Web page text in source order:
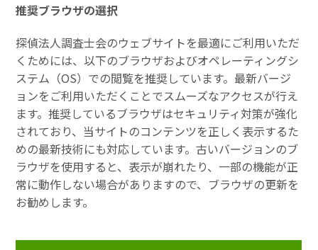
推奨ブラウザの選択
探偵法人調査士会のウェブサイトを最適にご利用いただ
くためには、以下のブラウザおよびオペレーティングシ
ステム（OS）での閲覧を推奨しています。最新バージ
ョンをご利用いただくことでスムーズなアクセスが行え
ます。推奨しているブラウザはセキュリティ対策が強化
されており、当サイトのコンテンツを正しく表示するた
めの最新技術にも対応しています。古いバージョンのブ
ラウザを使用すると、表示が崩れたり、一部の機能が正
常に動作しない場合がありますので、ブラウザの更新を
お勧めします。